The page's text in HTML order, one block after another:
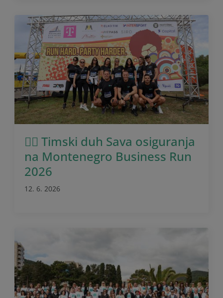
🏃‍♂️ Timski duh Sava osiguranja
na Montenegro Business Run
2026
12. 6. 2026